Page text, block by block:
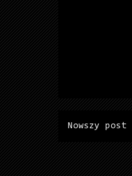
Nowszy post